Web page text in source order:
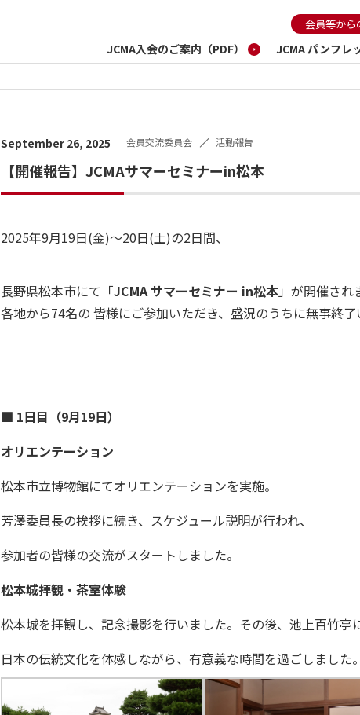
会員等から
JCMA入会のご案内（PDF） JCMA パンフレ
September 26, 2025 会員交流委員会 活動報告
【開催報告】JCMAサマーセミナーin松本
2025年9月19日(金)～20日(土)の2日間、
長野県松本市にて「JCMA サマーセミナー in松本」が開催され
各地から74名の 皆様にご参加いただき、盛況のうちに無事終了
■ 1日目（9月19日）
オリエンテーション
松本市立博物館にてオリエンテーションを実施。
芳澤委員長の挨拶に続き、スケジュール説明が行われ、
参加者の皆様の交流がスタートしました。
松本城拝観・茶室体験
松本城を拝観し、記念撮影を行いました。その後、池上百竹亭
日本の伝統文化を体感しながら、有意義な時間を過ごしました。